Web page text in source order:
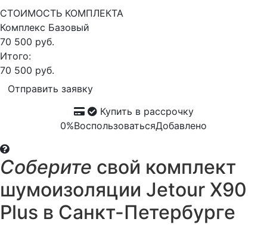
СТОИМОСТЬ КОМПЛЕКТА
Комплекс Базовый
70 500 руб.
Итого:
70 500 руб.
Отправить заявку
Купить в рассрочку
0%ВоспользоватьсяДобавлено
Соберите свой комплект
шумоизоляции Jetour X90
Plus в Санкт-Петербурге